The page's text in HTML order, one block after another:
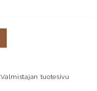
Valmistajan tuotesivu